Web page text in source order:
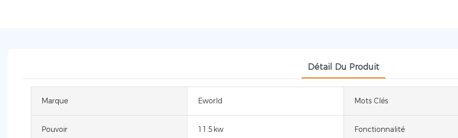
Détail Du Produit
Marque Eworld Mots Clés
Pouvoir 11.5kw Fonctionnalité